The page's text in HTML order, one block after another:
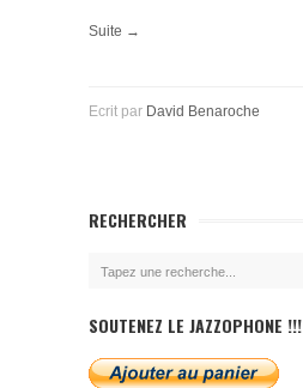
Suite →
Ecrit par David Benaroche
RECHERCHER
SOUTENEZ LE JAZZOPHONE !!!